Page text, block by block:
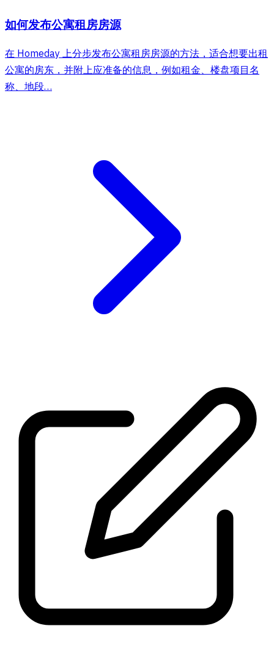
如何发布公寓租房房源
在 Homeday 上分步发布公寓租房房源的方法，适合想要出租
公寓的房东，并附上应准备的信息，例如租金、楼盘项目名
称、地段…